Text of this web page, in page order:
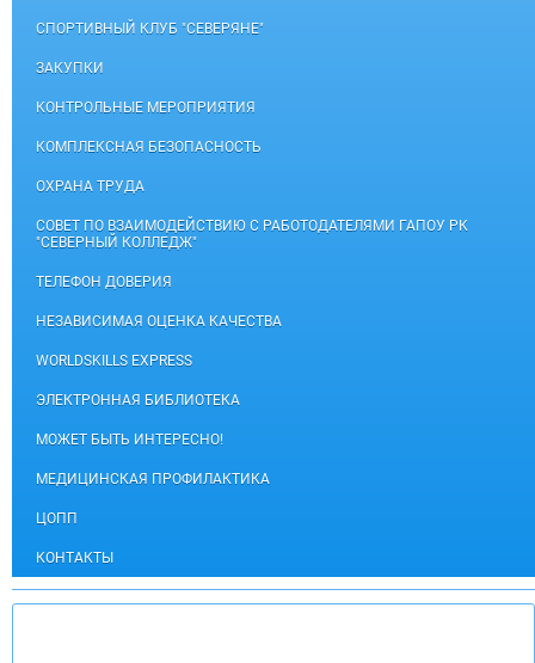
СПОРТИВНЫЙ КЛУБ "СЕВЕРЯНЕ"
ЗАКУПКИ
КОНТРОЛЬНЫЕ МЕРОПРИЯТИЯ
КОМПЛЕКСНАЯ БЕЗОПАСНОСТЬ
ОХРАНА ТРУДА
СОВЕТ ПО ВЗАИМОДЕЙСТВИЮ С РАБОТОДАТЕЛЯМИ ГАПОУ РК
"СЕВЕРНЫЙ КОЛЛЕДЖ"
ТЕЛЕФОН ДОВЕРИЯ
НЕЗАВИСИМАЯ ОЦЕНКА КАЧЕСТВА
WORLDSKILLS EXPRESS
ЭЛЕКТРОННАЯ БИБЛИОТЕКА
МОЖЕТ БЫТЬ ИНТЕРЕСНО!
МЕДИЦИНСКАЯ ПРОФИЛАКТИКА
ЦОПП
КОНТАКТЫ